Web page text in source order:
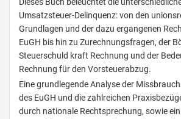
Umsatzsteuer-Delinquenz: von den
Grundlagen und der dazu ergangenen
EuGH bis hin zu Zurechnungsfragen, der
Steuerschuld kraft Rechnung und der
Rechnung für den Vorsteuerabzug.
Eine grundlegende Analyse der
des EuGH und die zahlreichen
durch nationale Rechtsprechung, sowie